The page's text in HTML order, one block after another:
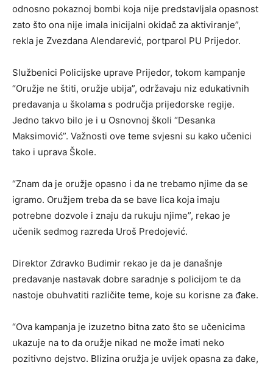
odnosno pokaznoj bombi koja nije predstavljala opasnost
zato što ona nije imala inicijalni okidač za aktiviranje”,
rekla je Zvezdana Alendarević, portparol PU Prijedor.
Službenici Policijske uprave Prijedor, tokom kampanje
“Oružje ne štiti, oružje ubija”, održavaju niz edukativnih
predavanja u školama s područja prijedorske regije.
Jedno takvo bilo je i u Osnovnoj školi “Desanka
Maksimović”. Važnosti ove teme svjesni su kako učenici
tako i uprava Škole.
“Znam da je oružje opasno i da ne trebamo njime da se
igramo. Oružjem treba da se bave lica koja imaju
potrebne dozvole i znaju da rukuju njime”, rekao je
učenik sedmog razreda Uroš Predojević.
Direktor Zdravko Budimir rekao je da je današnje
predavanje nastavak dobre saradnje s policijom te da
nastoje obuhvatiti različite teme, koje su korisne za đake.
“Ova kampanja je izuzetno bitna zato što se učenicima
ukazuje na to da oružje nikad ne može imati neko
pozitivno dejstvo. Blizina oružja je uvijek opasna za đake,